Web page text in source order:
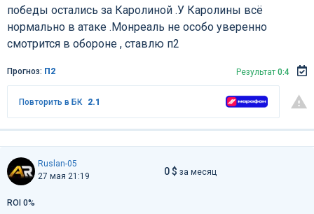
победы остались за Каролиной .У Каролины всё
нормально в атаке .Монреаль не особо уверенно
смотрится в обороне , ставлю п2
Прогноз: П2 Результат 0:4
Повторить в БК 2.1
Ruslan-05
27 мая 21:19
0 $ за месяц
ROI 0%